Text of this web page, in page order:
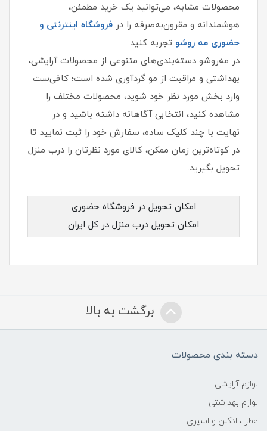
محصولات مشابه، می‌توانید یک خرید مطمئن،
هوشمندانه و مقرون‌به‌صرفه را در فروشگاه اینترنتی و
حضوری مه‌ روشو تجربه کنید.
در مه‌روشو دسته‌بندی‌های متنوعی از محصولات آرایشی،
بهداشتی و مراقبت از مو گردآوری شده است؛ کافی‌ست
وارد بخش مورد نظر خود شوید، محصولات مختلف را
مشاهده کنید، انتخابی آگاهانه داشته باشید و در
نهایت با چند کلیک ساده، سفارش خود را ثبت نمایید تا
در کوتاه‌ترین زمان ممکن، کالای مورد نظرتان را درب منزل
تحویل بگیرید.
امکان تحویل در فروشگاه حضوری
امکان تحویل درب منزل در کل ایران
برگشت به بالا
دسته بندی محصولات
لوازم آرایشی
لوازم بهداشتی
عطر ، ادکلن و اسپری